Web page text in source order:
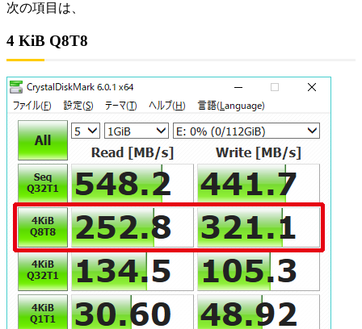
次の項目は、
4 KiB Q8T8